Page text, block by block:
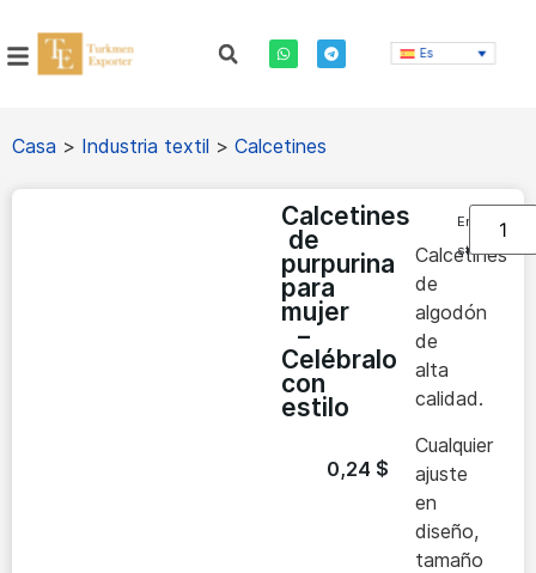
Es
Casa > Industria textil > Calcetines
Calcetines
de
purpurina
para
mujer
–
Celébralo
con
estilo
0,24 $
Calcetines
de
algodón
de
alta
calidad.
Cualquier
ajuste
en
diseño,
tamaño
En
stock